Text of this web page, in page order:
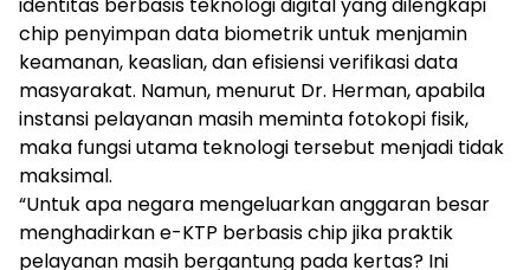
chip penyimpan data biometrik untuk menjamin
keamanan, keaslian, dan efisiensi verifikasi data
masyarakat. Namun, menurut Dr. Herman, apabila
instansi pelayanan masih meminta fotokopi fisik,
maka fungsi utama teknologi tersebut menjadi tidak
maksimal.
“Untuk apa negara mengeluarkan anggaran besar
menghadirkan e-KTP berbasis chip jika praktik
pelayanan masih bergantung pada kertas? Ini